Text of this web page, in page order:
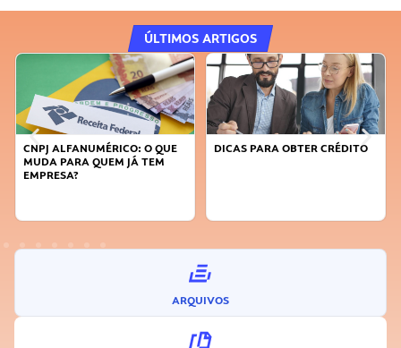
ÚLTIMOS ARTIGOS
DICAS PARA OBTER CRÉDITO
FAÇA A DIFERENÇA: SEJA
ARQUIVOS